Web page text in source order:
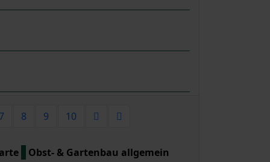
der Paginierungsliste
7 8 9 10
Obst- & Gartenbau allgemein